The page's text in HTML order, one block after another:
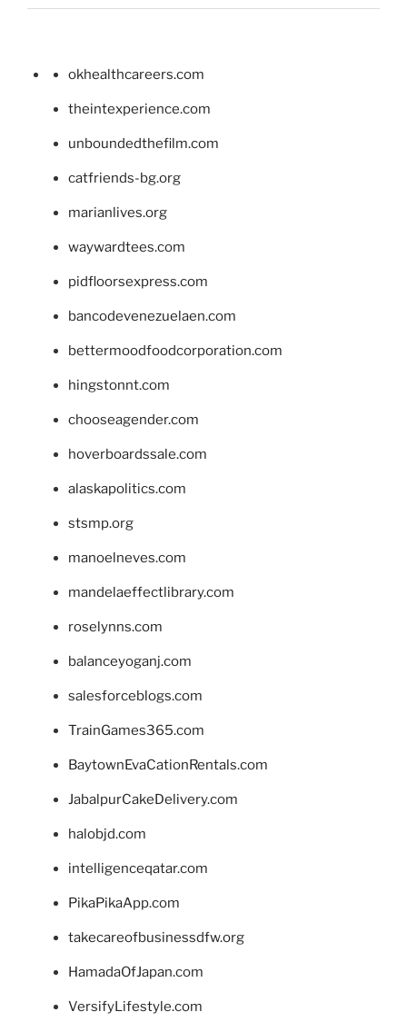
okhealthcareers.com
theintexperience.com
unboundedthefilm.com
catfriends-bg.org
marianlives.org
waywardtees.com
pidfloorsexpress.com
bancodevenezuelaen.com
bettermoodfoodcorporation.com
hingstonnt.com
chooseagender.com
hoverboardssale.com
alaskapolitics.com
stsmp.org
manoelneves.com
mandelaeffectlibrary.com
roselynns.com
balanceyoganj.com
salesforceblogs.com
TrainGames365.com
BaytownEvaCationRentals.com
JabalpurCakeDelivery.com
halobjd.com
intelligenceqatar.com
PikaPikaApp.com
takecareofbusinessdfw.org
HamadaOfJapan.com
VersifyLifestyle.com